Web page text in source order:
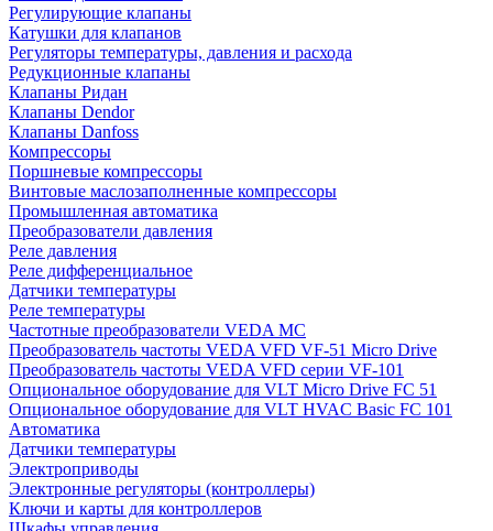
Регулирующие клапаны
Катушки для клапанов
Регуляторы температуры, давления и расхода
Редукционные клапаны
Клапаны Ридан
Клапаны Dendor
Клапаны Danfoss
Компрессоры
Поршневые компрессоры
Винтовые маслозаполненные компрессоры
Промышленная автоматика
Преобразователи давления
Реле давления
Реле дифференциальное
Датчики температуры
Реле температуры
Частотные преобразователи VEDA MC
Преобразователь частоты VEDA VFD VF-51 Micro Drive
Преобразователь частоты VEDA VFD серии VF-101
Опциональное оборудование для VLT Micro Drive FC 51
Опциональное оборудование для VLT HVAC Basic FC 101
Автоматика
Датчики температуры
Электроприводы
Электронные регуляторы (контроллеры)
Ключи и карты для контроллеров